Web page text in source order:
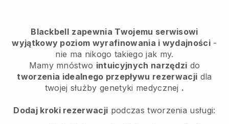
Blackbell zapewnia Twojemu serwisowi
wyjątkowy poziom wyrafinowania i wydajności -
nie ma nikogo takiego jak my.
Mamy mnóstwo intuicyjnych narzędzi do
tworzenia idealnego przepływu rezerwacji dla
twojej służby genetyki medycznej .
Dodaj kroki rezerwacji podczas tworzenia usługi: